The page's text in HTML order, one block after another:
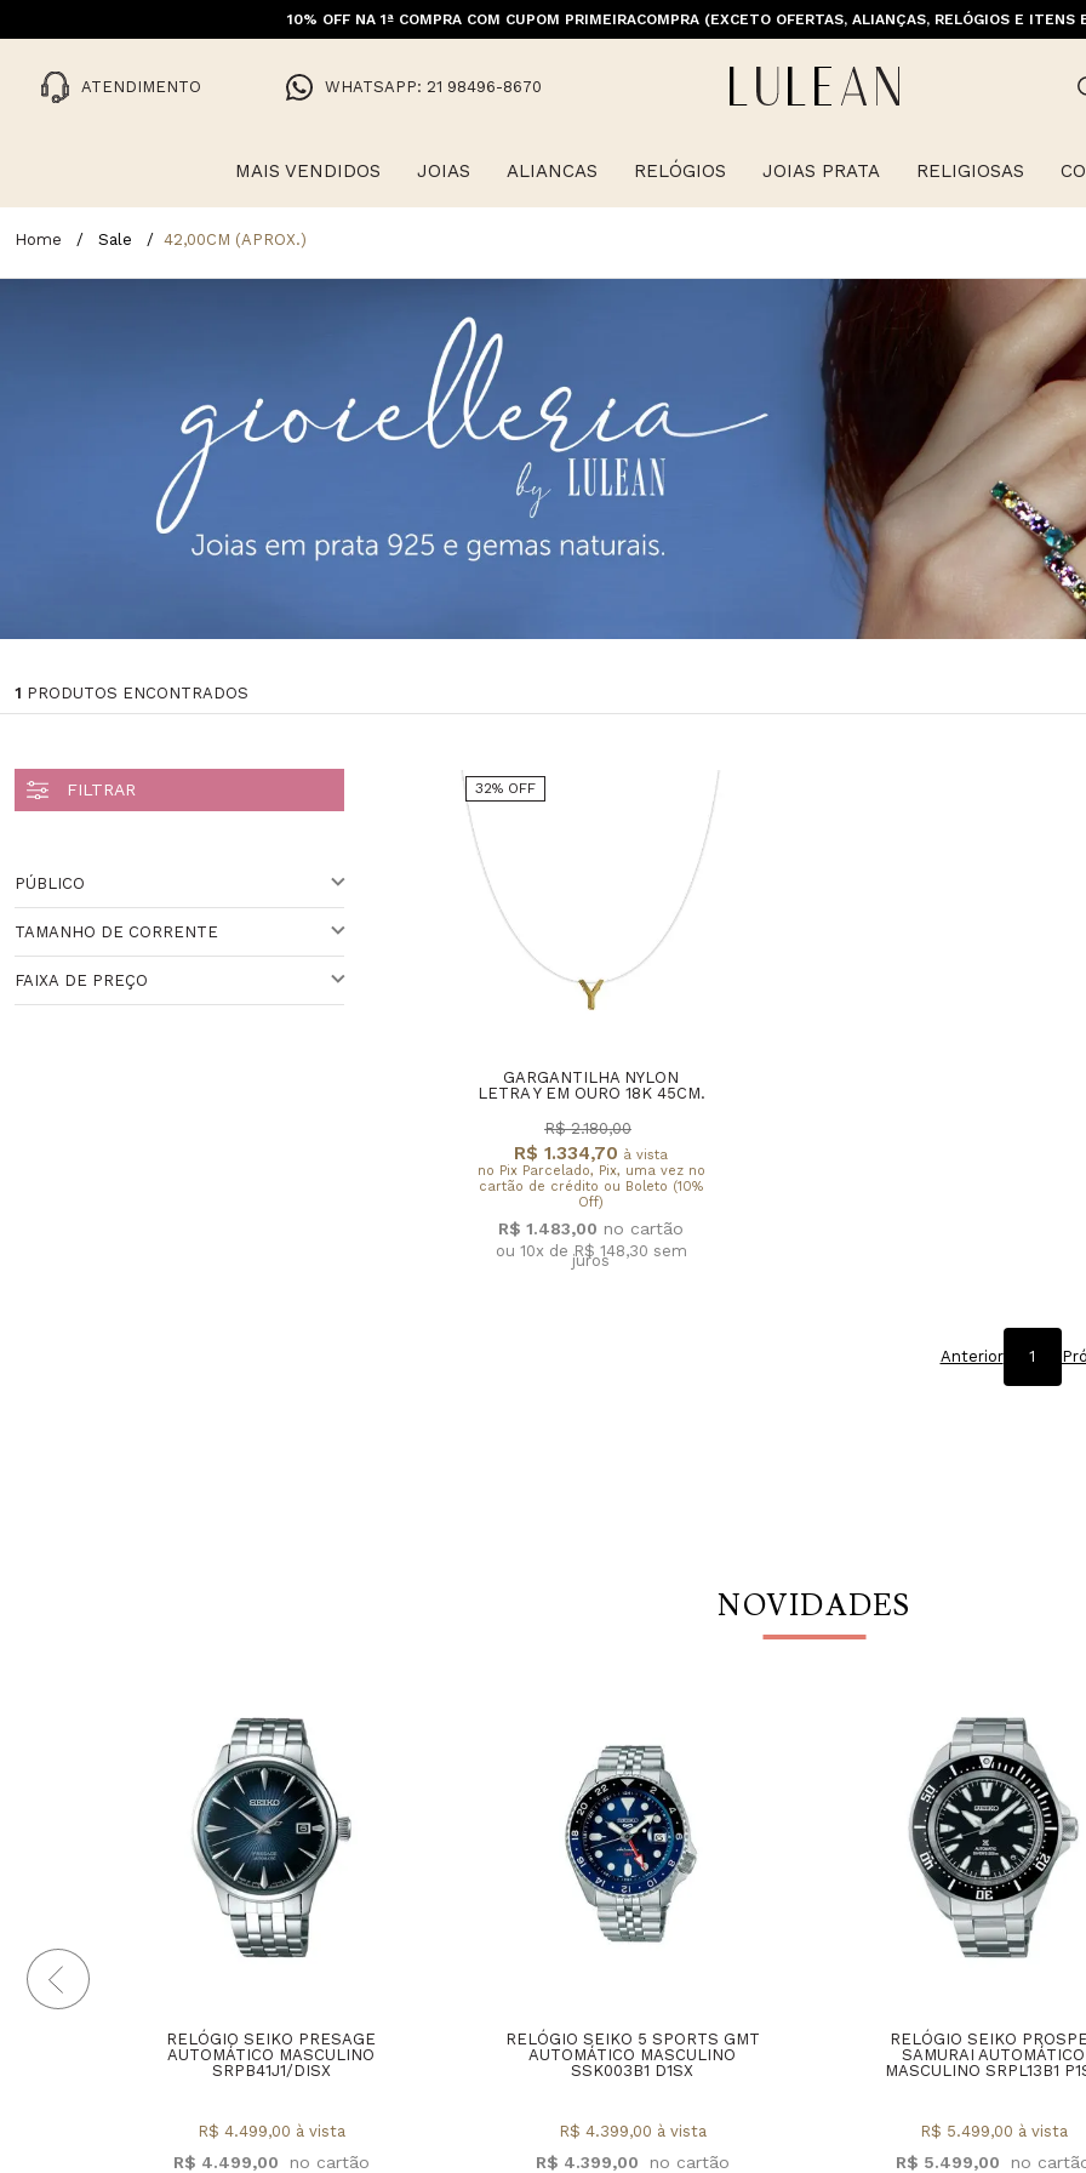
10% OFF NA 1ª COMPRA COM CUPOM PRIMEIRACOMPRA (EXCETO OFERTAS, ALIANÇAS, RELÓGIOS E ITENS
FRETE GRÁTIS ACIMA DE 399 PARA REGIÕES SELECIONADAS (EXCETO LINHA
ATENDIMENTO WHATSAPP: 21 98496-8670
MAIS VENDIDOS JOIAS ALIANCAS RELÓGIOS JOIAS PRATA RELIGIOSAS
Sale 42,00CM (APROX.)
1 PRODUTOS ENCONTRADOS
PÚBLICO
TAMANHO DE CORRENTE
42,00CM (APROX.)
FAIXA DE PREÇO
32% OFF
GARGANTILHA NYLON
LETRA Y EM OURO 18K 45CM.
R$ 1.334,70 à vista
no Pix Parcelado, Pix, uma vez no
cartão de crédito ou Boleto (10%
Off)
R$ 2.180,00
R$ 1.483,00
ou 10x de R$ 148,30 sem
juros
Anterior 1
NOVIDADES
RELÓGIO SEIKO PRESAGE
AUTOMÁTICO MASCULINO
SRPB41J1/DISX
R$ 4.499,00
R$ 4.499,00 à vista
RELÓGIO SEIKO 5 SPORTS GMT
AUTOMÁTICO MASCULINO
SSK003B1 D1SX
R$ 4.399,00
R$ 4.399,00 à vista
RELÓGIO SEIKO
SAMURAI AUTOMÁTICO
MASCULINO SRPL13B1
R$ 5.499,00
R$ 5.499,00 à vista